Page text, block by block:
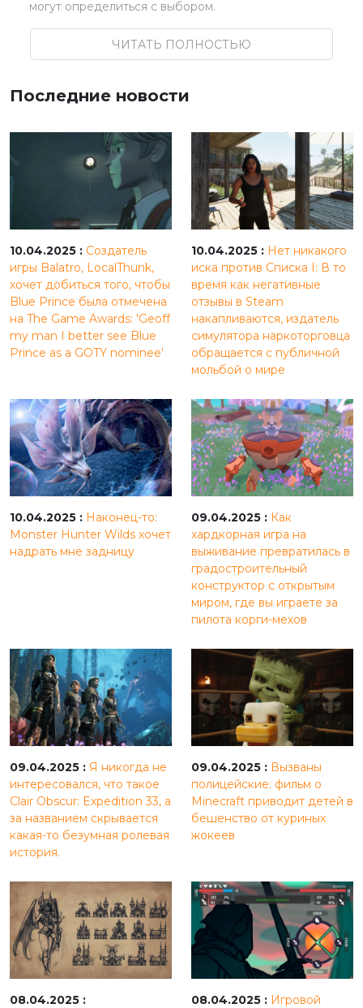
могут определиться с выбором.
ЧИТАТЬ ПОЛНОСТЬЮ
Последние новости
10.04.2025 : Создатель
игры Balatro, LocalThunk,
хочет добиться того, чтобы
Blue Prince была отмечена
на The Game Awards: 'Geoff
my man I better see Blue
Prince as a GOTY nominee'
10.04.2025 : Нет никакого
иска против Списка I: В то
время как негативные
отзывы в Steam
накапливаются, издатель
симулятора наркоторговца
обращается с публичной
мольбой о мире
10.04.2025 : Наконец-то:
Monster Hunter Wilds хочет
надрать мне задницу
09.04.2025 : Как
хардкорная игра на
выживание превратилась в
градостроительный
конструктор с открытым
миром, где вы играете за
пилота корги-мехов
09.04.2025 : Я никогда не
интересовался, что такое
Clair Obscur: Expedition 33, а
за названием скрывается
какая-то безумная ролевая
история.
09.04.2025 : Вызваны
полицейские: фильм о
Minecraft приводит детей в
бешенство от куриных
жокеев
08.04.2025 :
08.04.2025 : Игровой